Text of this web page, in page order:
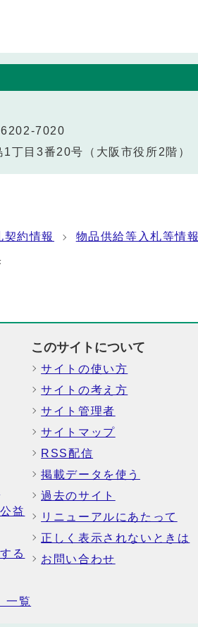
7020
目3番20号（大阪市役所2階）
契約情報 物品供給等入札等情報
益
る
一覧
このサイトについて
サイトの使い方
サイトの考え方
サイト管理者
サイトマップ
RSS配信
掲載データを使う
過去のサイト
リニューアルにあたって
正しく表示されないときは
お問い合わせ